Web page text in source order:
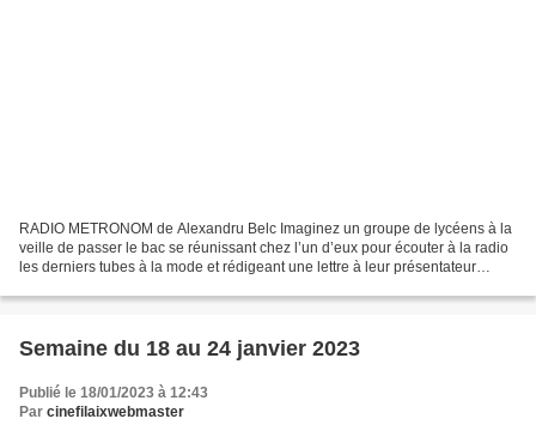
RADIO METRONOM de Alexandru Belc Imaginez un groupe de lycéens à la
veille de passer le bac se réunissant chez l’un d’eux pour écouter à la radio
les derniers tubes à la mode et rédigeant une lettre à leur présentateur
Semaine du 18 au 24 janvier 2023
Publié le 18/01/2023 à 12:43
Par cinefilaixwebmaster